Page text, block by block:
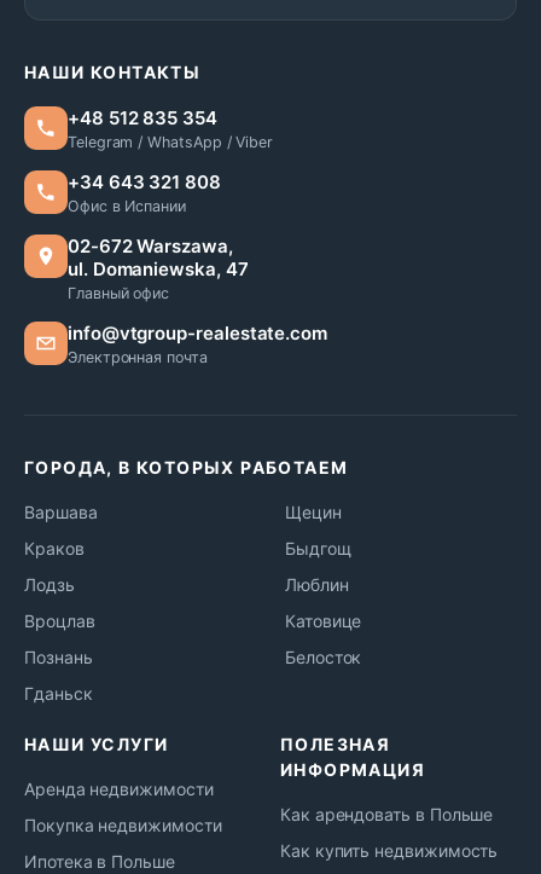
НАШИ КОНТАКТЫ
+48 512 835 354
Telegram / WhatsApp / Viber
+34 643 321 808
Офис в Испании
02-672 Warszawa,
ul. Domaniewska, 47
Главный офис
info@vtgroup-realestate.com
Электронная почта
ГОРОДА, В КОТОРЫХ РАБОТАЕМ
Варшава
Краков
Лодзь
Вроцлав
Познань
Гданьск
Щецин
Быдгощ
Люблин
Катовице
Белосток
НАШИ УСЛУГИ
Аренда недвижимости
Покупка недвижимости
Ипотека в Польше
ПОЛЕЗНАЯ
ИНФОРМАЦИЯ
Как арендовать в Польше
Как купить недвижимость